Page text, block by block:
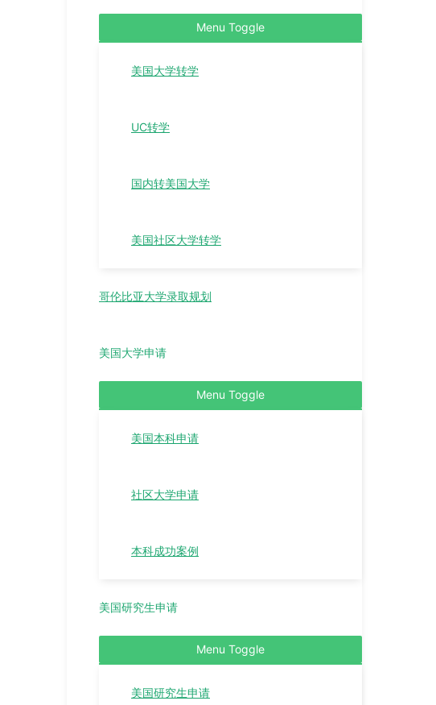
Menu Toggle
美国大学转学
UC转学
国内转美国大学
美国社区大学转学
哥伦比亚大学录取规划
美国大学申请
Menu Toggle
美国本科申请
社区大学申请
本科成功案例
美国研究生申请
Menu Toggle
美国研究生申请